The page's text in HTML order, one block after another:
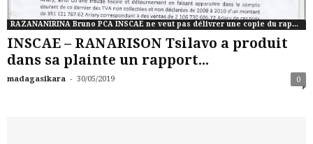
RAZANANIRINA Bruno PCA INSCAE ne veut pas délivrer une copie du rapport de commissaire aux comptes de CONNCTIC
INSCAE – RANARISON Tsilavo a produit
dans sa plainte un rapport...
madagasikara - 30/05/2019 0